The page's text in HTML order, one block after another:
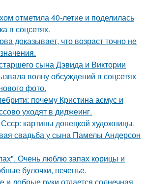
отметила 40-летие и поделилась
в соцсетях.
доказывает, что возраст точно не
сына Дэвида и Виктории
волну обсуждений в соцсетях
фото.
почему Кристина асмус и
уходят в диджеинг.
картины донецкой художницы.
свадьба у сына Памелы Андерсон
Очень люблю запах корицы и
булочки, печенье.